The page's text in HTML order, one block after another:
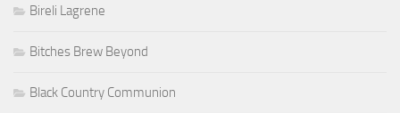
Bireli Lagrene
Bitches Brew Beyond
Black Country Communion